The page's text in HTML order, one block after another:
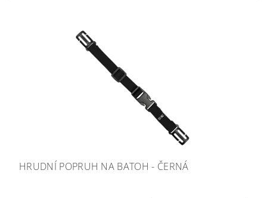
HRUDNÍ POPRUH NA BATOH - ČERNÁ